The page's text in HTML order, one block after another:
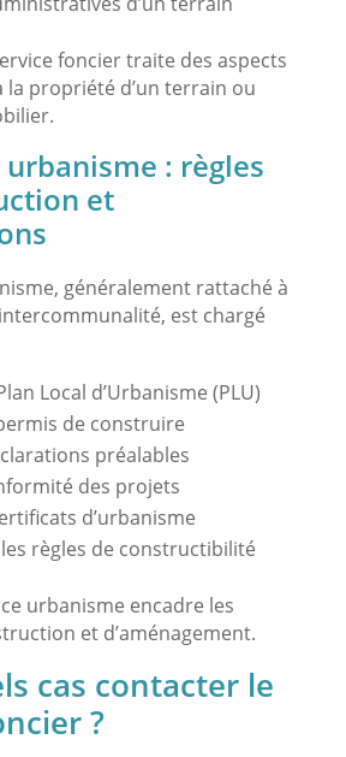
foncier traite des aspects
la propriété d’un terrain ou
urbanisme : règles
et
généralement rattaché à
est chargé
Local d’Urbanisme (PLU)
de construire
préalables
des projets
d’urbanisme
règles de constructibilité
urbanisme encadre les
et d’aménagement.
cas contacter le
?